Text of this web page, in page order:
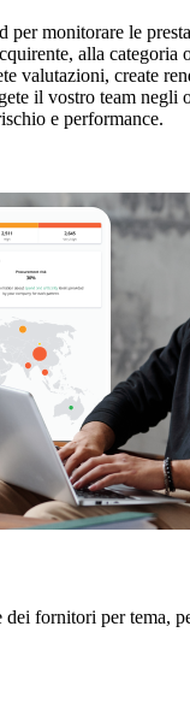
per monitorare le
alla categoria
valutazioni, create
il vostro team negli
e performance.
dei fornitori per tema,